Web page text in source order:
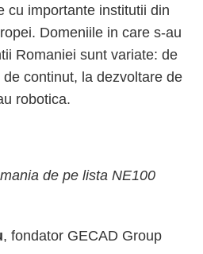
cu importante institutii din
Domeniile in care s-au
Romaniei sunt variate: de
continut, la dezvoltare de
robotica.
de pe lista NE100
, fondator GECAD Group